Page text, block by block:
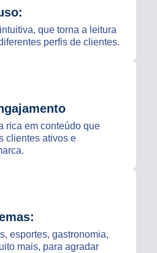
que torna a leitura
perfis de clientes.
rica em conteúdo que
clientes ativos e
esportes, gastronomia,
mais, para agradar